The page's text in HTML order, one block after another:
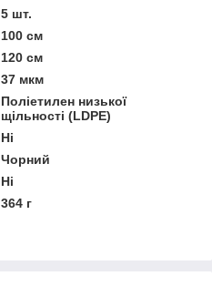
5 шт.
100 см
120 см
37 мкм
Поліетилен низької
щільності (LDPE)
Ні
Чорний
Ні
364 г